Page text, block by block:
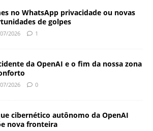
no WhatsApp privacidade ou novas
de golpes
2026 1
da OpenAI e o fim da nossa zona
2026 0
cibernético autônomo da OpenAI
nova fronteira